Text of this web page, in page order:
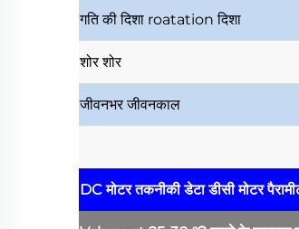
गति की दिशा roatation दिशा
शोरशोर
जीवनभरजीवनकाल
DC मोटर तकनीकी डेटाडीसी मोटर